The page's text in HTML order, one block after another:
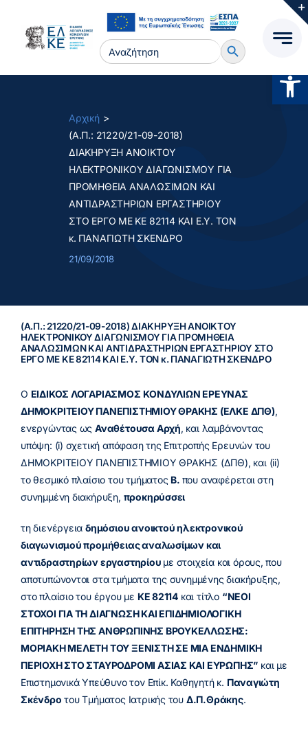
περιεχόμενο
Search
for:
Search Button
Αρχική
(Α.Π.: 21220/21-09-2018)
ΔΙΑΚΗΡΥΞΗ ΑΝΟΙΚΤΟΥ
ΗΛΕΚΤΡΟΝΙΚΟΥ ΔΙΑΓΩΝΙΣΜΟΥ ΓΙΑ
ΠΡΟΜΗΘΕΙΑ ΑΝΑΛΩΣΙΜΩΝ ΚΑΙ
ΑΝΤΙΔΡΑΣΤΗΡΙΩΝ ΕΡΓΑΣΤΗΡΙΟΥ
ΣΤΟ ΕΡΓΟ ΜΕ ΚΕ 82114 ΚΑΙ Ε.Υ. ΤΟΝ
κ. ΠΑΝΑΓΙΩΤΗ ΣΚΕΝΔΡΟ
21/09/2018
(Α.Π.: 21220/21-09-2018) ΔΙΑΚΗΡΥΞΗ ΑΝΟΙΚΤΟΥ
ΗΛΕΚΤΡΟΝΙΚΟΥ ΔΙΑΓΩΝΙΣΜΟΥ ΓΙΑ ΠΡΟΜΗΘΕΙΑ
ΑΝΑΛΩΣΙΜΩΝ ΚΑΙ ΑΝΤΙΔΡΑΣΤΗΡΙΩΝ ΕΡΓΑΣΤΗΡΙΟΥ ΣΤΟ
ΕΡΓΟ ΜΕ ΚΕ 82114 ΚΑΙ Ε.Υ. ΤΟΝ κ. ΠΑΝΑΓΙΩΤΗ ΣΚΕΝΔΡΟ
Ο ΕΙΔΙΚΟΣ ΛΟΓΑΡΙΑΣΜΟΣ ΚΟΝΔΥΛΙΩΝ ΕΡΕΥΝΑΣ
ΔΗΜΟΚΡΙΤΕΙΟΥ ΠΑΝΕΠΙΣΤΗΜΙΟΥ ΘΡΑΚΗΣ (ΕΛΚΕ ΔΠΘ),
ενεργώντας ωςΑναθέτουσα Αρχή, και λαμβάνοντας
υπόψη: (i) σχετική απόφαση της Επιτροπής Ερευνών του
ΔΗΜΟΚΡΙΤΕΙΟΥ ΠΑΝΕΠΙΣΤΗΜΙΟΥ ΘΡΑΚΗΣ (ΔΠΘ), και (ii)
το θεσμικό πλαίσιο του τμήματος Β. που αναφέρεται στη
συνημμένη διακήρυξη, προκηρύσσει
τη διενέργειαδημόσιου ανοικτού ηλεκτρονικού
διαγωνισμού προμήθειας αναλωσίμων και
αντιδραστηρίων εργαστηρίου με στοιχεία και όρους, που
αποτυπώνονται στα τμήματα της συνημμένης διακήρυξης,
στο πλαίσιο του έργου με ΚΕ 82114 και τίτλο “ΝΕΟΙ
ΣΤΟΧΟΙ ΓΙΑ ΤΗ ΔΙΑΓΝΩΣΗ ΚΑΙ ΕΠΙΔΗΜΙΟΛΟΓΙΚΗ
ΕΠΙΤΗΡΗΣΗ ΤΗΣ ΑΝΘΡΩΠΙΝΗΣ ΒΡΟΥΚΕΛΛΩΣΗΣ:
ΜΟΡΙΑΚΗ ΜΕΛΕΤΗ ΤΟΥ ΞΕΝΙΣΤΗ ΣΕ ΜΙΑ ΕΝΔΗΜΙΚΗ
ΠΕΡΙΟΧΗ ΣΤΟ ΣΤΑΥΡΟΔΡΟΜΙ ΑΣΙΑΣ ΚΑΙ ΕΥΡΩΠΗΣ” και με
Επιστημονικά Υπεύθυνο τον Επίκ. Καθηγητή κ. Παναγιώτη
Σκένδρο του Τμήματος Ιατρικής του Δ.Π.Θράκης.